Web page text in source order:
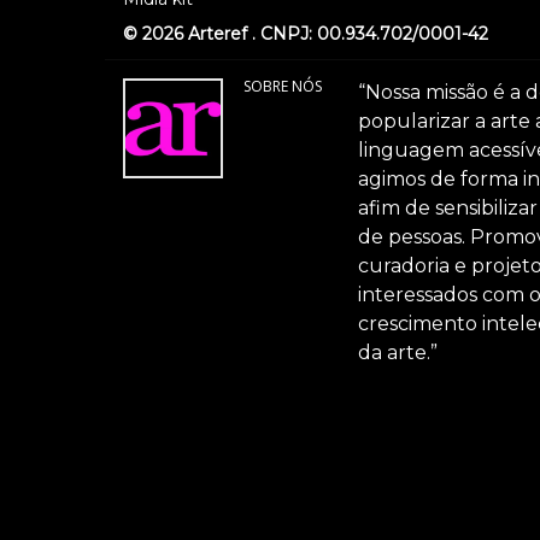
© 2026 Arteref . CNPJ: 00.934.702/0001-42
SOBRE NÓS
“Nossa missão é
popularizar a arte
linguagem
agimos de forma
afim de
de pessoas.
curadoria e
interessados com
crescimento
da arte.”